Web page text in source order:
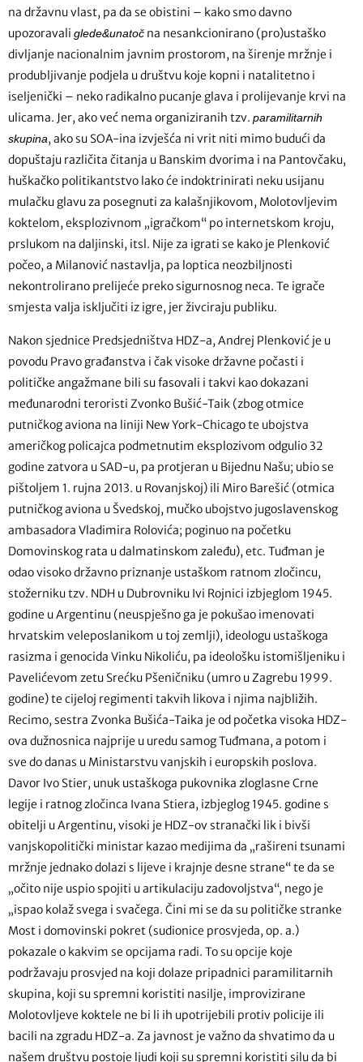
na državnu vlast, pa da se obistini – kako smo davno
upozoravali glede&unatoč na nesankcionirano (pro)ustaško
divljanje nacionalnim javnim prostorom, na širenje mržnje i
produbljivanje podjela u društvu koje kopni i natalitetno i
iseljenički – neko radikalno pucanje glava i prolijevanje krvi na
ulicama. Jer, ako već nema organiziranih tzv. paramilitarnih
skupina, ako su SOA-ina izvješća ni vrit niti mimo budući da
dopuštaju različita čitanja u Banskim dvorima i na Pantovčaku,
huškačko politikantstvo lako će indoktrinirati neku usijanu
mulačku glavu za posegnuti za kalašnjikovom, Molotovljevim
koktelom, eksplozivnom „igračkom“ po internetskom kroju,
prslukom na daljinski, itsl. Nije za igrati se kako je Plenković
počeo, a Milanović nastavlja, pa loptica neozbiljnosti
nekontrolirano prelijeće preko sigurnosnog neca. Te igrače
smjesta valja isključiti iz igre, jer živciraju publiku.
Nakon sjednice Predsjedništva HDZ-a, Andrej Plenković je u
povodu Pravo građanstva i čak visoke državne počasti i
političke angažmane bili su fasovali i takvi kao dokazani
međunarodni teroristi Zvonko Bušić-Taik (zbog otmice
putničkog aviona na liniji New York-Chicago te ubojstva
američkog policajca podmetnutim eksplozivom odgulio 32
godine zatvora u SAD-u, pa protjeran u Bijednu Našu; ubio se
pištoljem 1. rujna 2013. u Rovanjskoj) ili Miro Barešić (otmica
putničkog aviona u Švedskoj, mučko ubojstvo jugoslavenskog
ambasadora Vladimira Rolovića; poginuo na početku
Domovinskog rata u dalmatinskom zaleđu), etc. Tuđman je
odao visoko državno priznanje ustaškom ratnom zločincu,
stožerniku tzv. NDH u Dubrovniku Ivi Rojnici izbjeglom 1945.
godine u Argentinu (neuspješno ga je pokušao imenovati
hrvatskim veleposlanikom u toj zemlji), ideologu ustaškoga
rasizma i genocida Vinku Nikoliću, pa ideološku istomišljeniku i
Pavelićevom zetu Srećku Pšeničniku (umro u Zagrebu 1999.
godine) te cijeloj regimenti takvih likova i njima najbližih.
Recimo, sestra Zvonka Bušića-Taika je od početka visoka HDZ-
ova dužnosnica najprije u uredu samog Tuđmana, a potom i
sve do danas u Ministarstvu vanjskih i europskih poslova.
Davor Ivo Stier, unuk ustaškoga pukovnika zloglasne Crne
legije i ratnog zločinca Ivana Stiera, izbjeglog 1945. godine s
obitelji u Argentinu, visoki je HDZ-ov stranački lik i bivši
vanjskopolitički ministar kazao medijima da „rašireni tsunami
mržnje jednako dolazi s lijeve i krajnje desne strane“ te da se
„očito nije uspio spojiti u artikulaciju zadovoljstva“, nego je
„ispao kolaž svega i svačega. Čini mi se da su političke stranke
Most i domovinski pokret (sudionice prosvjeda, op. a.)
pokazale o kakvim se opcijama radi. To su opcije koje
podržavaju prosvjed na koji dolaze pripadnici paramilitarnih
skupina, koji su spremni koristiti nasilje, improvizirane
Molotovljeve koktele ne bi li ih upotrijebili protiv policije ili
bacili na zgradu HDZ-a. Za javnost je važno da shvatimo da u
našem društvu postoje ljudi koji su spremni koristiti silu da bi